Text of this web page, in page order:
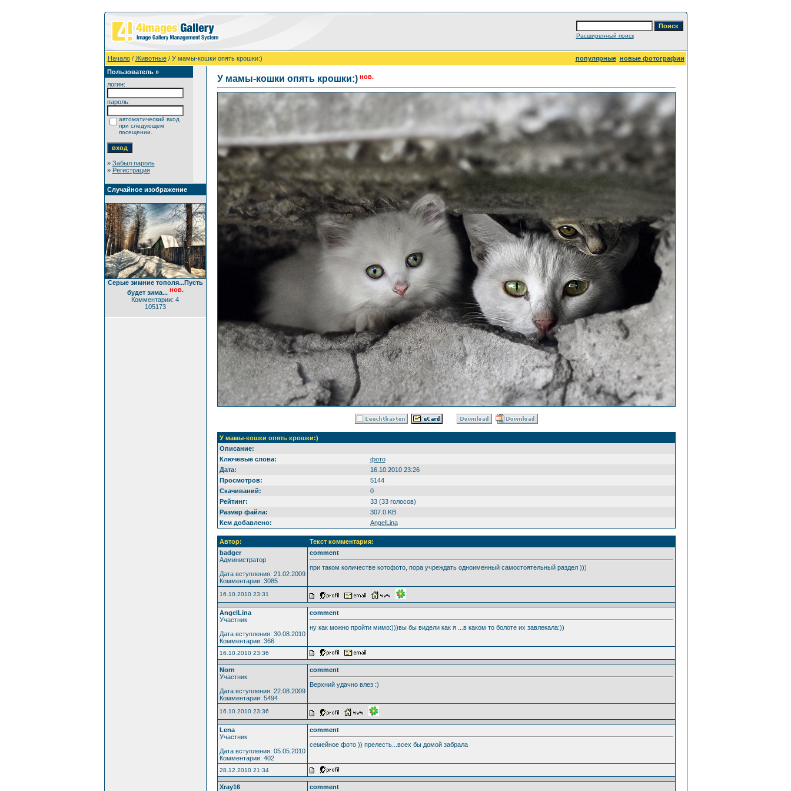
Расширенный поиск
Начало/ Животные/ У мамы-кошки опять крошки:) популярные новые фотографии
Пользователь »
логин:
пароль:
автоматический вход
при следующем
посещении.
» Забыл пароль
» Регистрация
Случайное изображение
Серые зимние тополя...Пусть
будет зима... нов.
Комментарии: 4
105173
У мамы-кошки опять крошки:) нов.
У мамы-кошки опять крошки:)
Описание:
Ключевые слова:
фото
Дата:
16.10.2010 23:26
Просмотров:
5144
Скачиваний:
0
Рейтинг:
33 (33 голосов)
Размер файла:
307.0 KB
Кем добавлено:
AngelLina
Автор:
Текст комментария:
badger
Администратор
Дата вступления: 21.02.2009
Комментарии: 3085
comment
при таком количестве котофото, пора учреждать одноименный самостоятельный раздел )))
16.10.2010 23:31
AngelLina
Участник
Дата вступления: 30.08.2010
Комментарии: 366
comment
ну как можно пройти мимо:)))вы бы видели как я ...в каком то болоте их завлекала:))
16.10.2010 23:36
Norn
Участник
Дата вступления: 22.08.2009
Комментарии: 5494
comment
Верхний удачно влез :)
16.10.2010 23:36
Lena
Участник
Дата вступления: 05.05.2010
Комментарии: 402
comment
семейное фото )) прелесть...всех бы домой забрала
28.12.2010 21:34
Xray16
comment